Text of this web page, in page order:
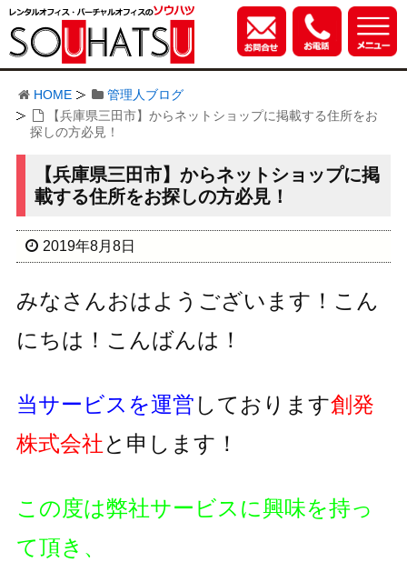
HOME
管理人ブログ
【兵庫県三田市】からネットショップに掲載する住所をお
探しの方必見！
【兵庫県三田市】からネットショップに掲
載する住所をお探しの方必見！
2019年8月8日
みなさんおはようございます！こん
にちは！こんばんは！
当サービスを運営 しております創発
株式会社と申します！
この度は弊社サービスに興味を持っ
て頂き、